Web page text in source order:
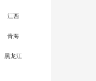
江西
青海
黑龙江